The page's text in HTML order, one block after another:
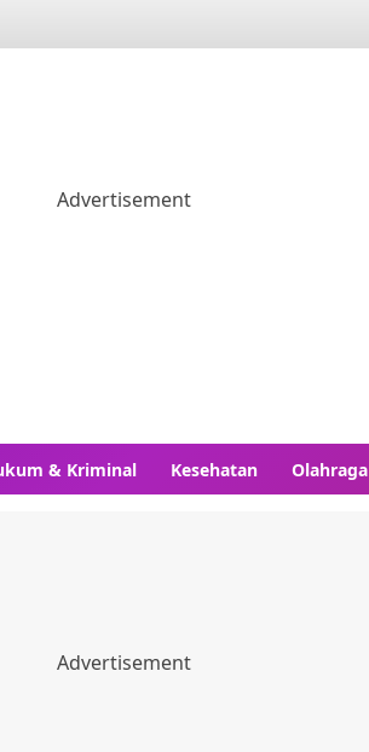
& Kriminal Kesehatan Olahraga